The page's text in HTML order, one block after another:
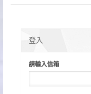
登入
請輸入信箱